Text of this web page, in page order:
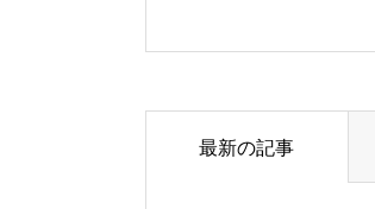
最新の記事